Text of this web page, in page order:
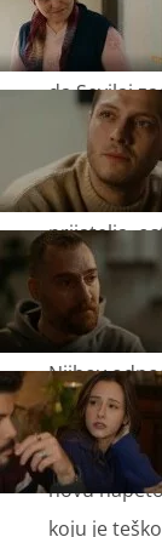
vrijeme
stoje i
da Sevilaj
San o
Džihana,
prijatelja,
Melek.
vjerovati
Njihov
suočava s
njezinu
novu
koju je